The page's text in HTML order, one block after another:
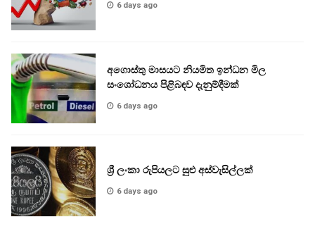
6 days ago
අගොස්තු මාසයට නියමිත ඉන්ධන මිල
සංශෝධනය පිළිබඳව දැනුම්දීමක්
6 days ago
ශ්‍රී ලංකා රුපියලට සුළු අස්වැසිල්ලක්
6 days ago